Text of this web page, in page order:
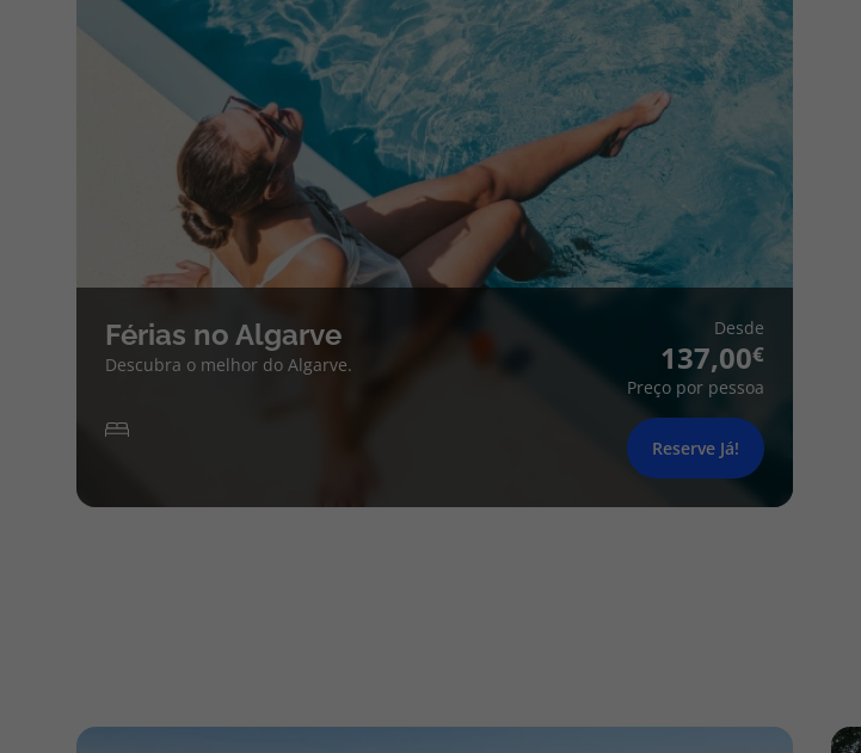
Férias no Algarve
Descubra o melhor do Algarve.
Desde
137,00
Preço por pessoa
Reserve Já!